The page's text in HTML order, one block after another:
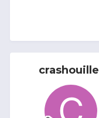
crashouille